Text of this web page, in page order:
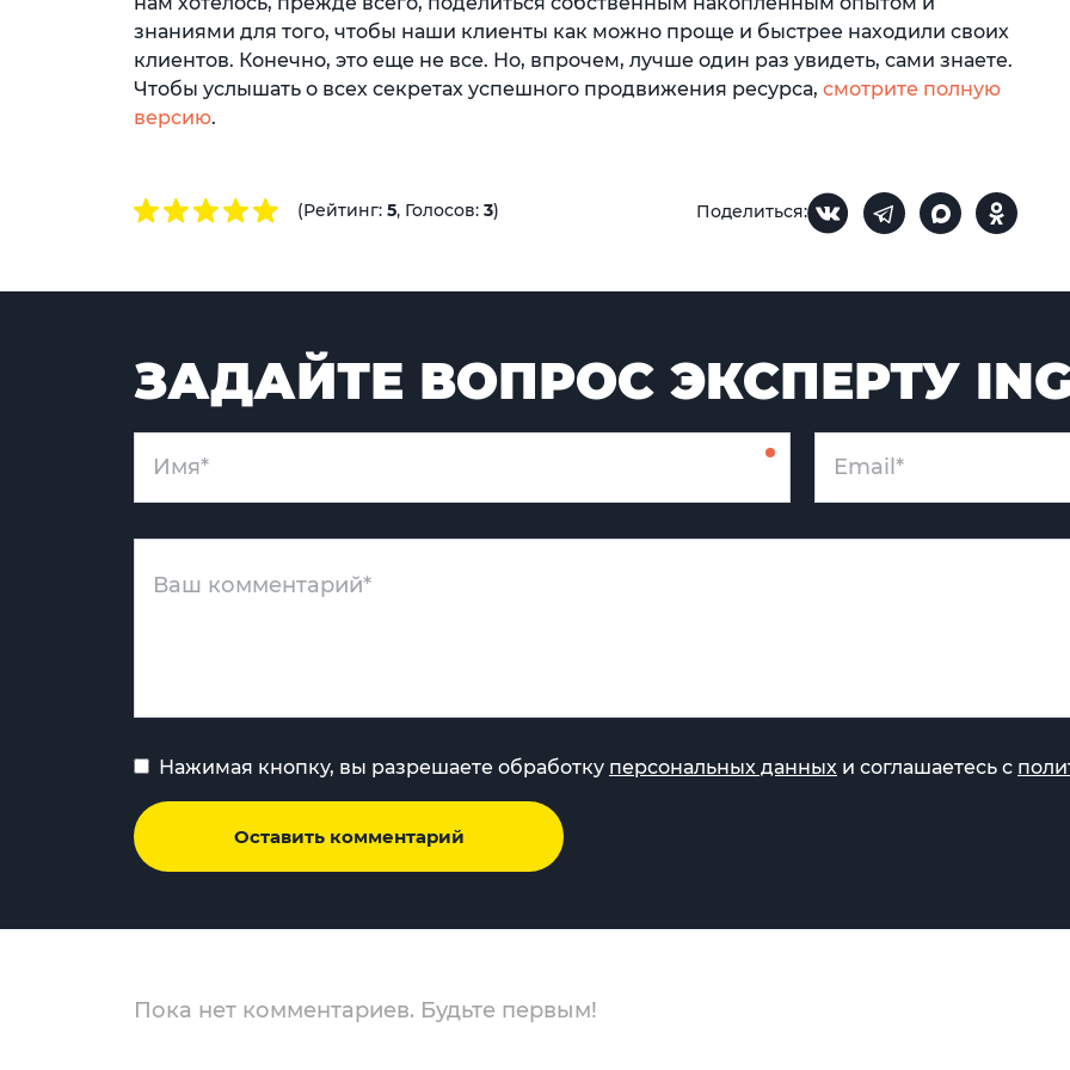
знаниями для того, чтобы наши клиенты как можно проще и быстрее находили своих
клиентов. Конечно, это еще не все. Но, впрочем, лучше один раз увидеть, сами знаете.
Чтобы услышать о всех секретах успешного продвижения ресурса, смотрите полную
версию.
(Рейтинг: 5, Голосов: 3) Поделиться:
ЗАДАЙТЕ ВОПРОС ЭКСПЕРТУ
Нажимая кнопку, вы разрешаете обработку персональных данных и соглашаетесь с
Оставить комментарий
Пока нет комментариев. Будьте первым!